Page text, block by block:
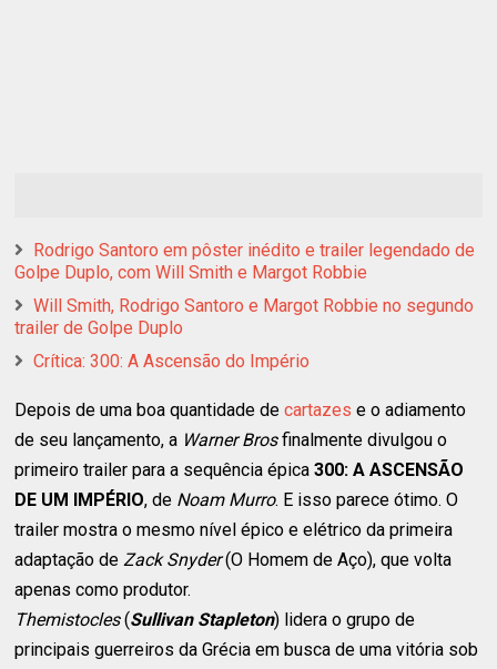
Rodrigo Santoro em pôster inédito e trailer legendado de
Golpe Duplo, com Will Smith e Margot Robbie
Will Smith, Rodrigo Santoro e Margot Robbie no segundo
trailer de Golpe Duplo
Crítica: 300: A Ascensão do Império
Depois de uma boa quantidade decartazes e o adiamento
de seu lançamento, a Warner Brosfinalmente divulgou o
primeiro trailer para a sequência épica300: A ASCENSÃO
DE UM IMPÉRIO, de Noam Murro. E isso parece ótimo. O
trailer mostra o mesmo nível épico e elétrico da primeira
adaptação deZack Snyder(O Homem de Aço), que volta
apenas como produtor.
Themistocles(Sullivan Stapleton) lidera o grupo de
principais guerreiros da Grécia em busca de uma vitória sob